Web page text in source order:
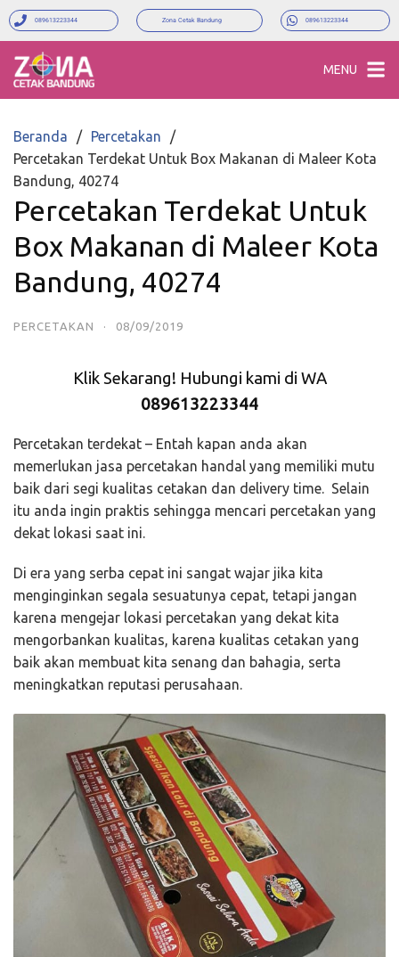
089613223344 Zona Cetak Bandung 089613223344
MENU
Beranda
Percetakan
Percetakan Terdekat Untuk Box Makanan di Maleer Kota
Bandung, 40274
Percetakan Terdekat Untuk
Box Makanan di Maleer Kota
Bandung, 40274
PERCETAKAN · 08/09/2019
Klik Sekarang! Hubungi kami di WA
089613223344
Percetakan terdekat – Entah kapan anda akan
memerlukan jasa percetakan handal yang memiliki mutu
baik dari segi kualitas cetakan dan delivery time. Selain
itu anda ingin praktis sehingga mencari percetakan yang
dekat lokasi saat ini.
Di era yang serba cepat ini sangat wajar jika kita
menginginkan segala sesuatunya cepat, tetapi jangan
karena mengejar lokasi percetakan yang dekat kita
mengorbankan kualitas, karena kualitas cetakan yang
baik akan membuat kita senang dan bahagia, serta
meningkatkan reputasi perusahaan.